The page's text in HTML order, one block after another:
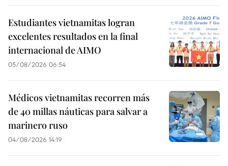
Estudiantes vietnamitas logran
excelentes resultados en la final
internacional de AIMO
05/08/2026 06:54
Médicos vietnamitas recorren más
de 40 millas náuticas para salvar a
marinero ruso
04/08/2026 14:19